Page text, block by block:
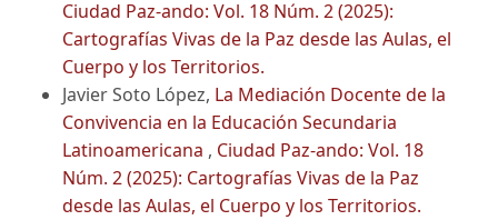
Ciudad Paz-ando: Vol. 18 Núm. 2 (2025):
Cartografías Vivas de la Paz desde las Aulas, el
Cuerpo y los Territorios.
Javier Soto López, La Mediación Docente de la
Convivencia en la Educación Secundaria
Latinoamericana , Ciudad Paz-ando: Vol. 18
Núm. 2 (2025): Cartografías Vivas de la Paz
desde las Aulas, el Cuerpo y los Territorios.